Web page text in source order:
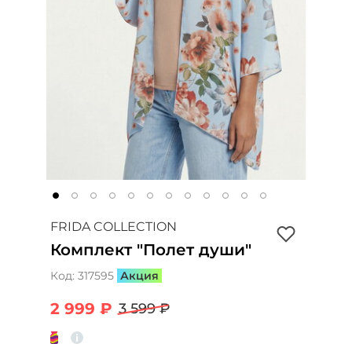
FRIDA COLLECTION
Комплект "Полет души"
Код: 317595 Акция
2 999 ₽ 3 599 ₽